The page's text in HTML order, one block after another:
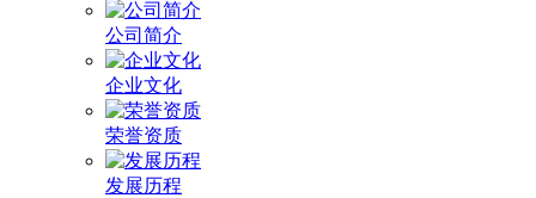
公司简介
企业文化
荣誉资质
发展历程